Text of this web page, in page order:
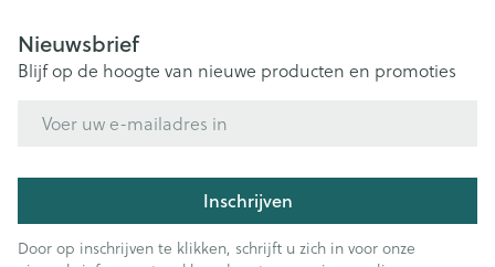
Nieuwsbrief
Blijf op de hoogte van nieuwe producten en promoties
Inschrijven
Door op inschrijven te klikken, schrijft u zich in voor onze